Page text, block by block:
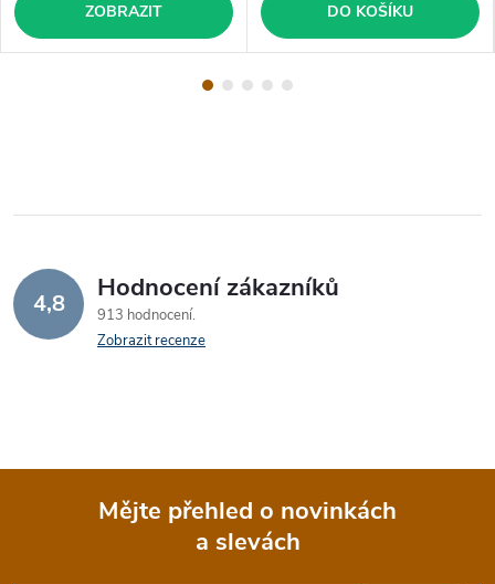
ZOBRAZIT DO KOŠÍKU
4,8 Hodnocení zákazníků
913 hodnocení
Zobrazit recenze
Mějte přehled o novinkách
a slevách